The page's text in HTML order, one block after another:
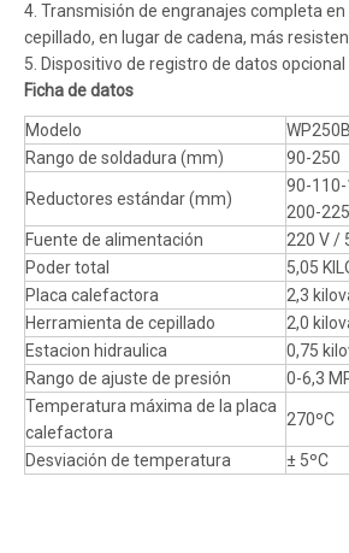
4. Transmisión de engranajes completa
cepillado, en lugar de cadena, más
5. Dispositivo de registro de datos opcional
Ficha de datos
Modelo
WP250B
Rango de soldadura (mm)
90-250
Reductores estándar (mm)
90-
200-
Fuente de alimentación
220 V /
Poder total
5,05
Placa calefactora
2,3
Herramienta de cepillado
2,0
Estacion hidraulica
0,75
Rango de ajuste de presión
0-6,3
Temperatura máxima de la placa
calefactora
270ºC
Desviación de temperatura ± 5ºC